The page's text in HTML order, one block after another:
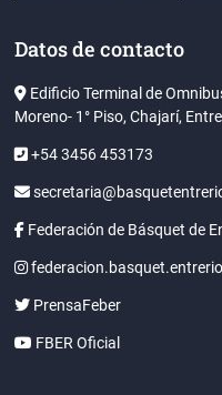
Datos de contacto
Edificio Terminal de
Moreno- 1° Piso, Chajarí,
+54 3456 453173
Federación de Básquet de
PrensaFeber
FBER Oficial